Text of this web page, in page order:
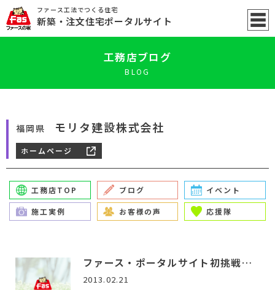
ファース工法でつくる住宅
新築 ・注文住宅ポータルサイト
工務店ブログ
BLOG
福岡県 モリタ建設株式会社
ホームページ
工務店TOP ブログ イベント
施工実例 お客様の声 応援隊
ファース・ポータルサイト初挑戦！！
2013.02.21